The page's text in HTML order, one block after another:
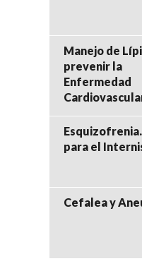
Manejo de
prevenir la
Enfermedad
para el
Cefalea y